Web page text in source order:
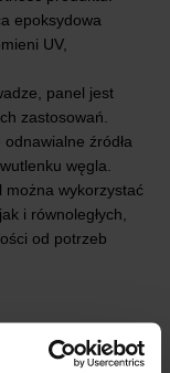
epoksydowa
UV,
panel jest
zastosowań.
źródła
węgla.
można wykorzystać
i równoległych,
od potrzeb